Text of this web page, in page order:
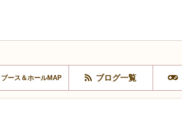
ブース＆ホールMAP ブログ一覧